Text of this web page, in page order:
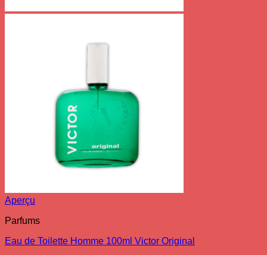
Aperçu
Parfums
Eau de Toilette Homme 100ml Victor Original